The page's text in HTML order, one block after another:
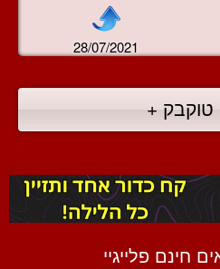
28/07/2021
טוקבק +
חינם פלייגיי